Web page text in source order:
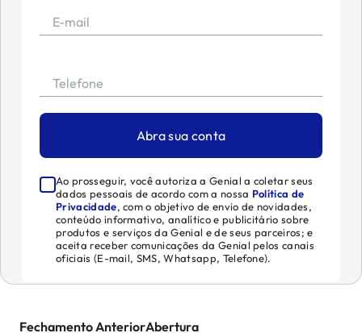
E-mail
Telefone
Abra sua conta
Ao prosseguir, você autoriza a Genial a coletar seus
dados pessoais de acordo com a nossa Política de
Privacidade, com o objetivo de envio de novidades,
conteúdo informativo, analítico e publicitário sobre
produtos e serviços da Genial e de seus parceiros; e
aceita receber comunicações da Genial pelos canais
oficiais (E-mail, SMS, Whatsapp, Telefone).
Fechamento AnteriorAbertura